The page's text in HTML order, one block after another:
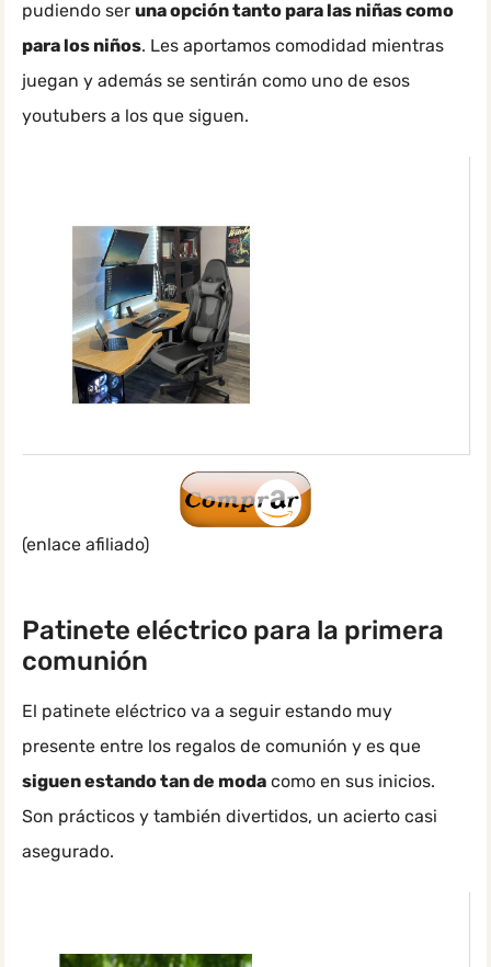
pudiendo ser una opción tanto para las niñas como
para los niños. Les aportamos comodidad mientras
juegan y además se sentirán como uno de esos
youtubers a los que siguen.
(enlace afiliado)
Patinete eléctrico para la primera
comunión
El patinete eléctrico va a seguir estando muy
presente entre los regalos de comunión y es que
siguen estando tan de moda como en sus inicios.
Son prácticos y también divertidos, un acierto casi
asegurado.